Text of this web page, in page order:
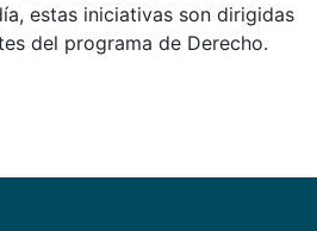
estas iniciativas son dirigidas
del programa de Derecho.